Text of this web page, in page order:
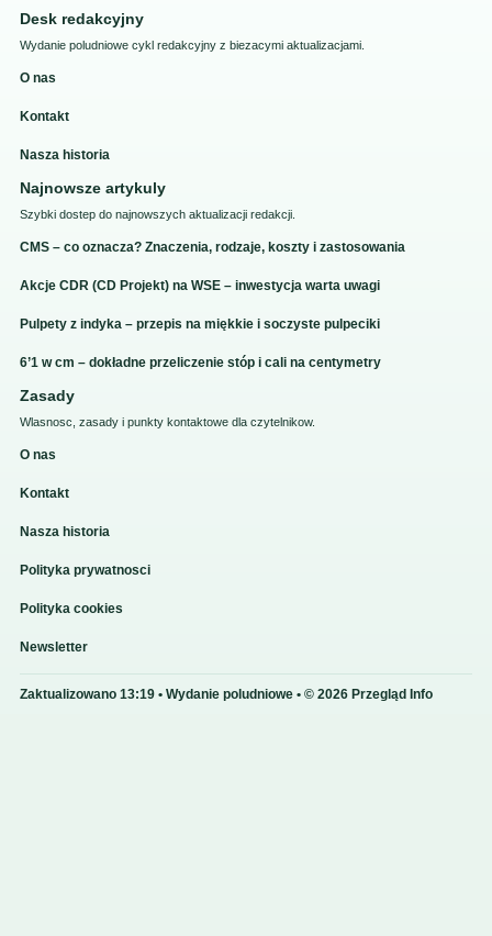
Desk redakcyjny
Wydanie poludniowe cykl redakcyjny z biezacymi aktualizacjami.
O nas
Kontakt
Nasza historia
Najnowsze artykuly
Szybki dostep do najnowszych aktualizacji redakcji.
CMS – co oznacza? Znaczenia, rodzaje, koszty i zastosowania
Akcje CDR (CD Projekt) na WSE – inwestycja warta uwagi
Pulpety z indyka – przepis na miękkie i soczyste pulpeciki
6’1 w cm – dokładne przeliczenie stóp i cali na centymetry
Zasady
Wlasnosc, zasady i punkty kontaktowe dla czytelnikow.
O nas
Kontakt
Nasza historia
Polityka prywatnosci
Polityka cookies
Newsletter
Zaktualizowano 13:19 • Wydanie poludniowe • © 2026 Przegląd Info